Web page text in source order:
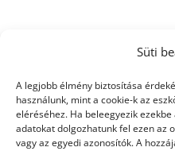
Süti
A legjobb élmény biztosítása
használunk, mint a cookie-k az
eléréséhez. Ha beleegyezik
adatokat dolgozhatunk fel ezen az
vagy az egyedi azonosítók. A